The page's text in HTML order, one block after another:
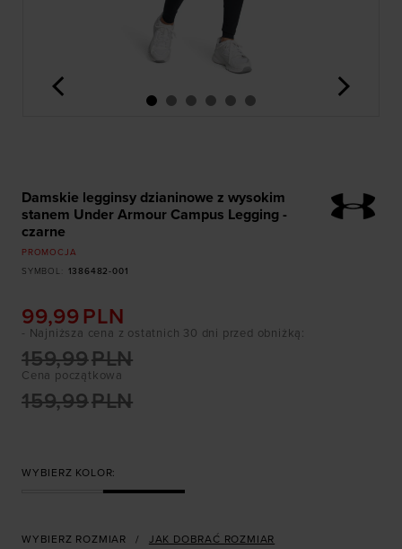
<
Damskie legginsy dzianinowe z wysokim
stanem Under Armour Campus Legging -
czarne
PROMOCJA
SYMBOL
1386482-001
99,99 PLN
Cena początkowa
159,99PLN
159,99PLN
- Najniższa cena z ostatnich 30 dni przed obniżką:
WYBIERZ KOLOR:
WYBIERZ ROZMIAR JAK DOBRAĆ ROZMIAR